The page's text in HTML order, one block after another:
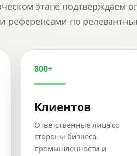
этапе подтверждаем
референсами по
800+
Клиентов
Ответственные лица со
стороны бизнеса,
промышленности и